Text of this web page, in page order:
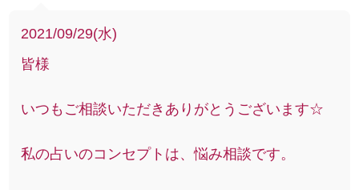
2021/09/29(水)
皆様
いつもご相談いただきありがとうございます☆
私の占いのコンセプトは、悩み相談です。